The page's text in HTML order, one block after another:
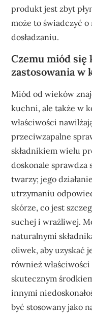
produkt jest zbyt
może to świadczyć
dosładzaniu.
Czemu miód się
zastosowania w
Miód od wieków
kuchni, ale także w
właściwości
przeciwzapalne
składnikiem wielu
doskonale sprawdza
twarzy; jego
utrzymaniu
skórze, co jest
suchej i wrażliwej.
naturalnymi
oliwek, aby uzyskać
również
skutecznym
innymi
być stosowany jako